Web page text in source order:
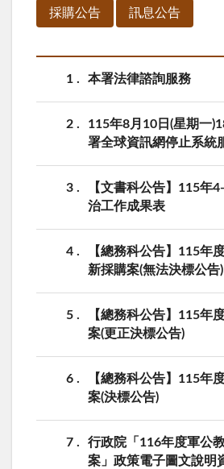
採購公告 訊息公告
1 本署法律諮詢服務
2
115年8月10日(星期一
署全球資訊網停止系統
3
【文書科公告】115年
治工作成果表
4
【總務科公告】115年
新採購案(無法決標公告)
5
【總務科公告】115年
案(更正決標公告)
6
【總務科公告】115年
案(決標公告)
7
行政院「116年度軍公
案」政策電子圖文說明